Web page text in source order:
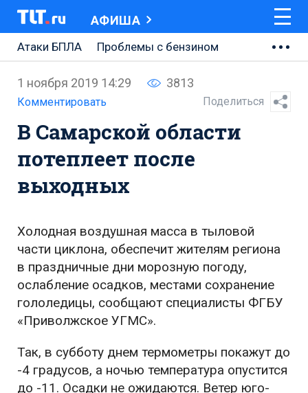
АФИША
Атаки БПЛА
Проблемы с бензином
АВТОВАЗ
Ремонт Центральной площади
Ремонт Обводного шоссе
Набережная Тольятти
Неделя Тольятти
1 ноября 2019 14:29 3813
Комментировать Поделиться
В Самарской области
потеплеет после
выходных
Холодная воздушная масса в тыловой
части циклона, обеспечит жителям региона
в праздничные дни морозную погоду,
ослабление осадков, местами сохранение
гололедицы, сообщают специалисты ФГБУ
«Приволжское УГМС».
Так, в субботу днем термометры покажут до
-4 градусов, а ночью температура опустится
до -11. Осадки не ожидаются. Ветер юго-